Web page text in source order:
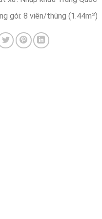
gói: 8 viên/thùng (1.44m²)